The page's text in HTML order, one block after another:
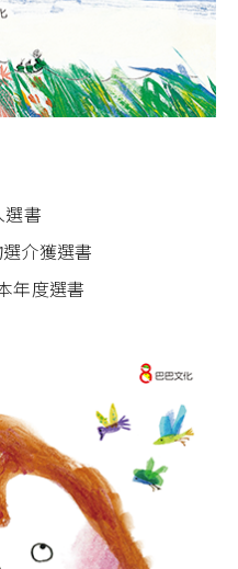
選書
介獲選書
年度選書